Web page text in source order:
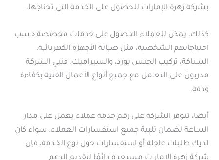
بشركة زهرة الإمارات للحصول على الخدمة التي تحتاجها.
كذلك، يمكن للعملاء الحصول على خدمات مخصصة حسب
احتياجاتهم الشخصية، مثل صيانة الأجهزة الكهربائية،
السباكة، تركيب الجبس بورد، والسيراميك. فنيي الشركة
مدربون على التعامل مع جميع أنواع الأعمال الفنية بكفاءة
ودقة.
أيضا، تتوفر الشركة على رقم خدمة عملاء يعمل على مدار
الساعة لضمان تلبية جميع استفسارات العملاء. سواء كان
لديك طلبات عاجلة أو استفسارات حول نوع الخدمة، فإن
شركة زهرة الإمارات مستعدة دائمًا لتقديم الدعم.